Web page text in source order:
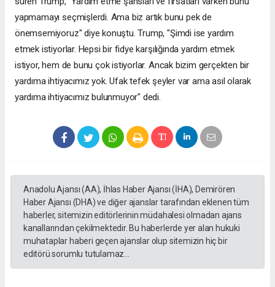
yapmamayı seçmişlerdi. Ama biz artık bunu pek de
önemsemiyoruz" diye konuştu. Trump, "Şimdi ise yardım
etmek istiyorlar. Hepsi bir fidye karşılığında yardım etmek
istiyor, hem de bunu çok istiyorlar. Ancak bizim gerçekten bir
yardıma ihtiyacımız yok. Ufak tefek şeyler var ama asıl olarak
yardıma ihtiyacımız bulunmuyor" dedi.
Anadolu Ajansı (AA), İhlas Haber Ajansı (İHA), Demirören
Haber Ajansı (DHA) ve diğer ajanslar tarafından eklenen tüm
haberler, sitemizin editörlerinin müdahalesi olmadan ajans
kanallarından çekilmektedir. Bu haberlerde yer alan hukuki
muhataplar haberi geçen ajanslar olup sitemizin hiç bir
editörü sorumlu tutulamaz...